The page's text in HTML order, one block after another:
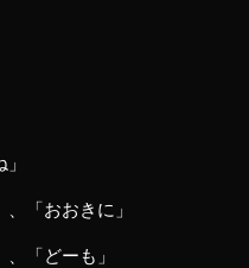
おおきに」
「どーも」